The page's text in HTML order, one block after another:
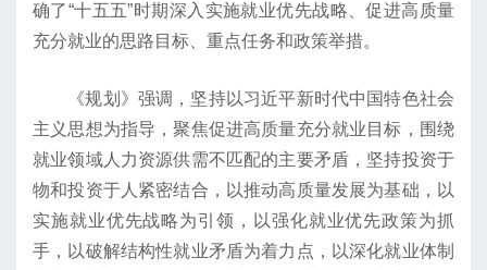
确了“十五五”时期深入实施就业优先战略、促进高质量
充分就业的思路目标、重点任务和政策举措。
《规划》强调，坚持以习近平新时代中国特色社会
主义思想为指导，聚焦促进高质量充分就业目标，围绕
就业领域人力资源供需不匹配的主要矛盾，坚持投资于
物和投资于人紧密结合，以推动高质量发展为基础，以
实施就业优先战略为引领，以强化就业优先政策为抓
手，以破解结构性就业矛盾为着力点，以深化就业体制